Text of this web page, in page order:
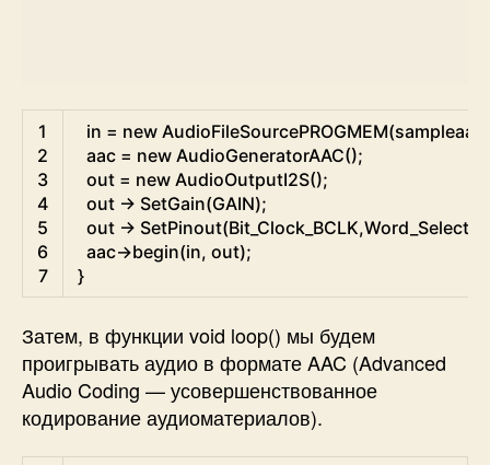
Arduino
1
2
3
4
5
6
7
in = new AudioFileSourcePROGMEM(sampleaac
aac = new AudioGeneratorAAC();
out = new AudioOutputI2S();
out -> SetGain(GAIN);
out -> SetPinout(Bit_Clock_BCLK,
aac->begin(in, out);
}
Затем, в функции void loop() мы будем
проигрывать аудио в формате AAC (Advanced
Audio Coding — усовершенствованное
кодирование аудиоматериалов).